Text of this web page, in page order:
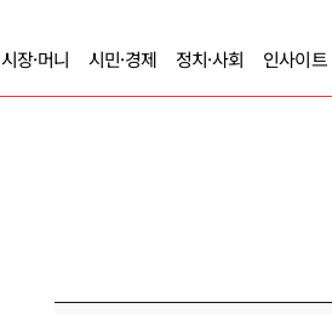
시장·머니 시민·경제 정치·사회 인사이트